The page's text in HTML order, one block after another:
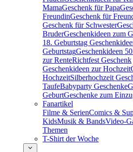
MamaGeschenk für Papa
FreundinGeschenk für
Geschenk für Schwester
BruderGeschenkideen zum
18. Geburtstag
GeburtstagGeschenkideen
zur RenteRichtfest Geschenk
Geschenkideen zur Hochzeit
HochzeitSilberhochzeit
TaufeBabyparty Geschenke
GeburtGeschenke zum
Fanartikel
Filme & SerienComics &
KidsMusik & BandsVideo-
Themen
T-Shirt der Woche